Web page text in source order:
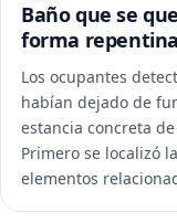
Baño que se
forma repentina
Los ocupantes
habían dejado de
estancia concreta
Primero se localizó
elementos